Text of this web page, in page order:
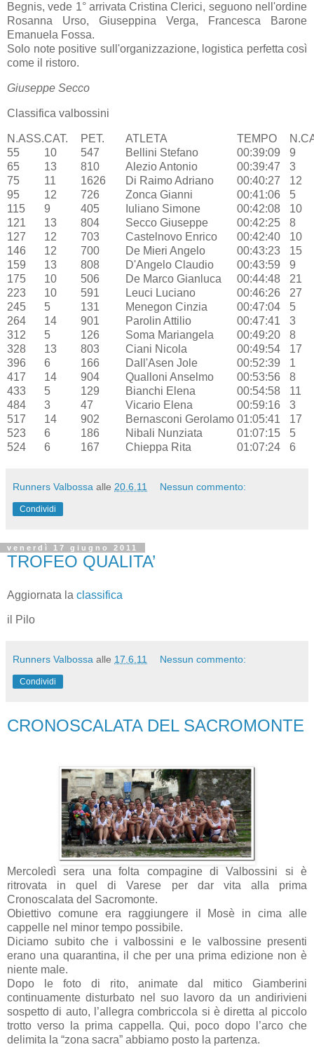
Begnis, vede 1° arrivata Cristina Clerici, seguono nell'ordine
Rosanna Urso, Giuseppina Verga, Francesca Barone
Emanuela Fossa.
Solo note positive sull'organizzazione, logistica perfetta così
come il ristoro.
Giuseppe Secco
Classifica valbossini
N.ASS.CAT. PET. ATLETA TEMPO
55
10 547 Bellini Stefano 00:39:09
9
65
13 810 Alezio Antonio 00:39:47
3
75
11 1626 Di Raimo Adriano 00:40:27
12
95
12 726 Zonca Gianni 00:41:06
5
115
9 405 Iuliano Simone 00:42:08
10
121
13 804 Secco Giuseppe 00:42:25
8
127
12 703 Castelnovo Enrico 00:42:40
10
146
12 700 De Mieri Angelo 00:43:23
15
159
13 808 D'Angelo Claudio 00:43:59
9
175
10 506 De Marco Gianluca 00:44:48
21
223
10 591 Leuci Luciano 00:46:26
27
245
5 131 Menegon Cinzia 00:47:04
5
264
14 901 Parolin Attilio 00:47:41
3
312
5 126 Soma Mariangela 00:49:20
8
328
13 803 Ciani Nicola 00:49:54
17
396
6 166 Dall'Asen Jole 00:52:39
1
417
14 904 Qualloni Anselmo 00:53:56
8
433
5 129 Bianchi Elena 00:54:58
11
484
3 47 Vicario Elena 00:59:16
3
517
14 902 Bernasconi Gerolamo 01:05:41
17
523
6 186 Nibali Nunziata 01:07:15
5
524
6 167 Chieppa Rita 01:07:24 6
Runners Valbossa alle 20.6.11 Nessun commento:
Condividi
venerdì 17 giugno 2011
TROFEO QUALITA’
Aggiornata la classifica
il Pilo
Runners Valbossa alle 17.6.11 Nessun commento:
Condividi
CRONOSCALATA DEL SACROMONTE
Mercoledì sera una folta compagine di Valbossini si è
ritrovata in quel di Varese per dar vita alla prima
Cronoscalata del Sacromonte.
Obiettivo comune era raggiungere il Mosè in cima alle
cappelle nel minor tempo possibile.
Diciamo subito che i valbossini e le valbossine presenti
erano una quarantina, il che per una prima edizione non è
niente male.
Dopo le foto di rito, animate dal mitico Giamberini
continuamente disturbato nel suo lavoro da un andirivieni
sospetto di auto, l’allegra combriccola si è diretta al piccolo
trotto verso la prima cappella. Qui, poco dopo l’arco che
delimita la “zona sacra” abbiamo posto la partenza.